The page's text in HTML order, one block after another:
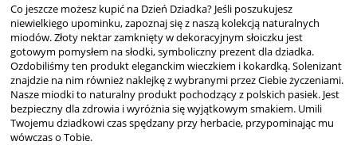
Co jeszcze możesz kupić na Dzień Dziadka? Jeśli poszukujesz
niewielkiego upominku, zapoznaj się z naszą kolekcją naturalnych
miodów. Złoty nektar zamknięty w dekoracyjnym słoiczku jest
gotowym pomysłem na słodki, symboliczny prezent dla dziadka.
Ozdobiliśmy ten produkt eleganckim wieczkiem i kokardką. Solenizant
znajdzie na nim również naklejkę z wybranymi przez Ciebie życzeniami.
Nasze miodki to naturalny produkt pochodzący z polskich pasiek. Jest
bezpieczny dla zdrowia i wyróżnia się wyjątkowym smakiem. Umili
Twojemu dziadkowi czas spędzany przy herbacie, przypominając mu
wówczas o Tobie.